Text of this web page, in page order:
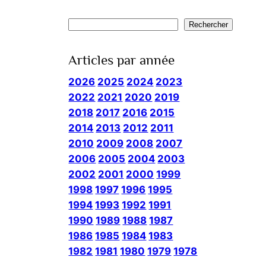
Rechercher
Articles par année
2026 2025 2024 2023
2022 2021 2020 2019
2018 2017 2016 2015
2014 2013 2012 2011
2010 2009 2008 2007
2006 2005 2004 2003
2002 2001 2000 1999
1998 1997 1996 1995
1994 1993 1992 1991
1990 1989 1988 1987
1986 1985 1984 1983
1982 1981 1980 1979 1978